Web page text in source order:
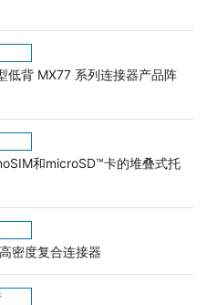
低背 MX77 系列连接器产品阵
和microSD™卡的堆叠式托
密度复合连接器